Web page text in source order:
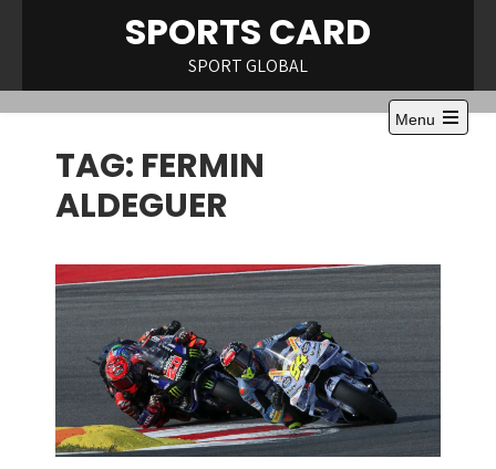
SPORTS CARD
SPORT GLOBAL
Menu
Open
TAG: FERMIN
ALDEGUER